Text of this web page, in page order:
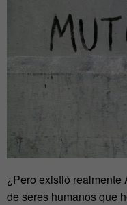
¿Pero existió
de seres humanos que